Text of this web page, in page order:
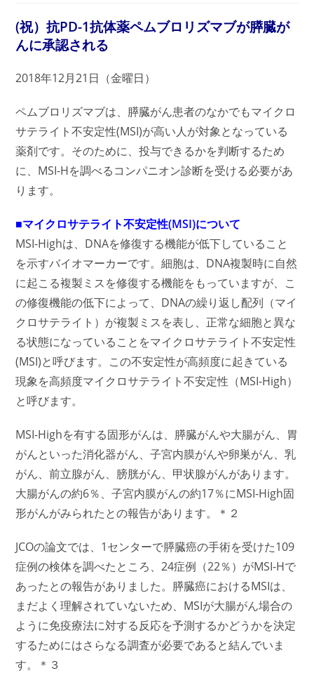
(祝）抗PD-1抗体薬ペムブロリズマブが膵臓が
んに承認される
2018年12月21日（金曜日）
ペムブロリズマブは、膵臓がん患者のなかでもマイクロ
サテライト不安定性(MSI)が高い人が対象となっている
薬剤です。そのために、投与できるかを判断するため
に、MSI-Hを調べるコンパニオン診断を受ける必要があ
ります。
■マイクロサテライト不安定性(MSI)について
MSI-Highは、DNAを修復する機能が低下していること
を示すバイオマーカーです。細胞は、DNA複製時に自然
に起こる複製ミスを修復する機能をもっていますが、こ
の修復機能の低下によって、DNAの繰り返し配列（マイ
クロサテライト）が複製ミスを表し、正常な細胞と異な
る状態になっていることをマイクロサテライト不安定性
(MSI)と呼びます。この不安定性が高頻度に起きている
現象を高頻度マイクロサテライト不安定性（MSI-High）
と呼びます。
MSI-Highを有する固形がんは、膵臓がんや大腸がん、胃
がんといった消化器がん、子宮内膜がんや卵巣がん、乳
がん、前立腺がん、膀胱がん、甲状腺がんがあります。
大腸がんの約6％、子宮内膜がんの約17％にMSI-High固
形がんがみられたとの報告があります。＊２
JCOの論文では、1センターで膵臓癌の手術を受けた109
症例の検体を調べたところ、24症例（22％）がMSI-Hで
あったとの報告がありました。膵臓癌におけるMSIは、
まだよく理解されていないため、MSIが大腸がん場合の
ように免疫療法に対する反応を予測するかどうかを決定
するためにはさらなる調査が必要であると結んでいま
す。＊３